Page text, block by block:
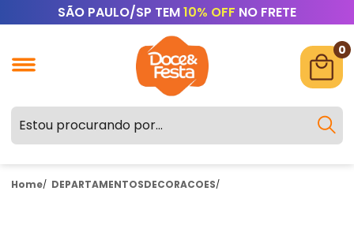
SÃO PAULO/SP TEM10% OFF NO FRETE
0
Home DEPARTAMENTOSDECORACOES